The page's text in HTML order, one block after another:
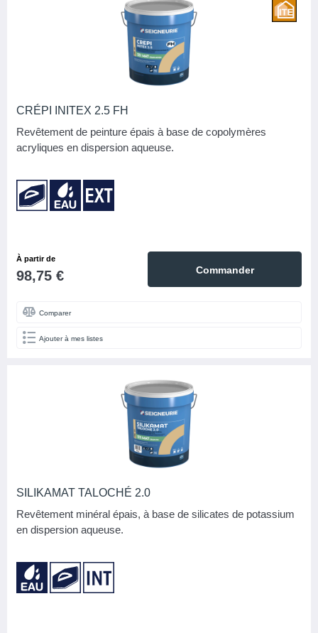
CRÉPI INITEX 2.5 FH
Revêtement de peinture épais à base de copolymères
acryliques en dispersion aqueuse.
À partir de
98,75 € Commander
Comparer
Ajouter à mes listes
SILIKAMAT TALOCHÉ 2.0
Revêtement minéral épais, à base de silicates de potassium
en dispersion aqueuse.